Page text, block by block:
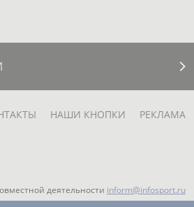
НАШИ КНОПКИ РЕКЛАМА
деятельности inform@infosport.ru